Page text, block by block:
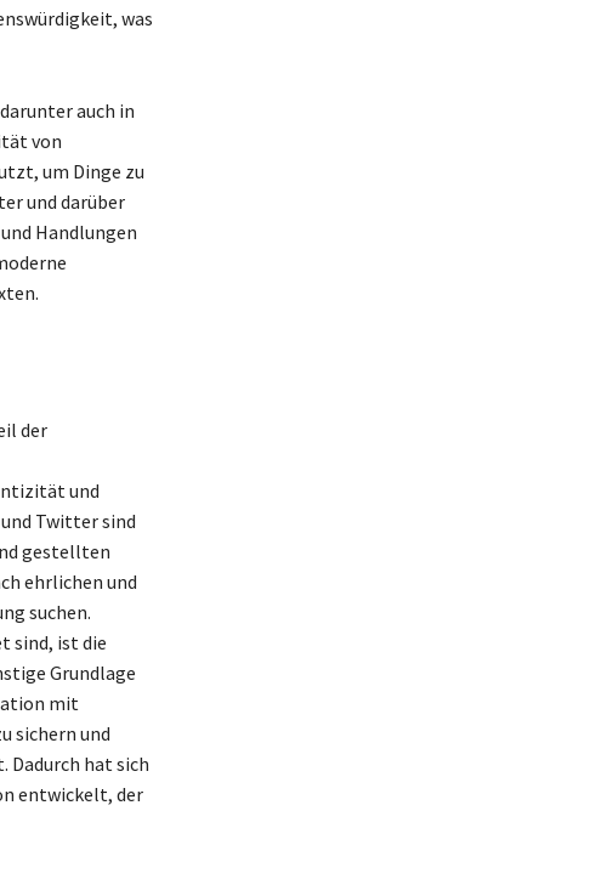
was
auch in
von
um Dinge zu
und darüber
Handlungen
der
und
Twitter sind
gestellten
ehrlichen und
suchen.
sind, ist die
Grundlage
mit
sichern und
Dadurch hat sich
entwickelt, der